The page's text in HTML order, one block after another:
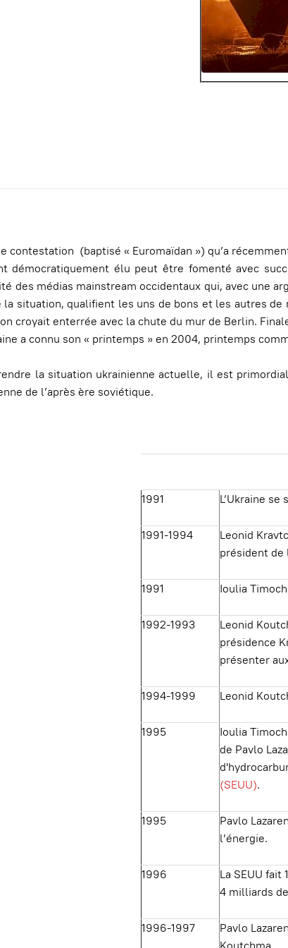
contestation (baptisé « Euromaïdan ») qu’a
démocratiquement élu peut être fomenté avec
des médias mainstream occidentaux qui, avec une
situation, qualifient les uns de bons et les autres de
croyait enterrée avec la chute du mur de Berlin.
a connu son « printemps » en 2004, printemps
la situation ukrainienne actuelle, il est
de l’après ère soviétique.
1991 L’Ukraine se
1991-1994 Leonid
président de
1991 Ioulia
1992-1993
Leonid
présidence
présenter
1994-1999 Leonid
1995
Ioulia
de Pavlo
(SEUU).
1995
Pavlo
l’énergie.
1996
La SEUU
4 milliards
1996-1997
Pavlo